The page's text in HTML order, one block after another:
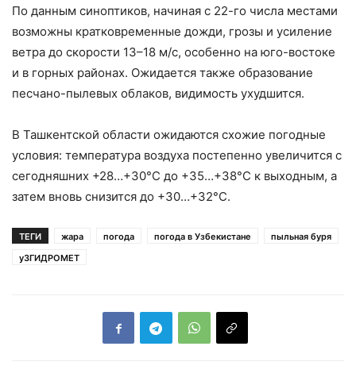
По данным синоптиков, начиная с 22-го числа местами
возможны кратковременные дожди, грозы и усиление
ветра до скорости 13–18 м/с, особенно на юго-востоке
и в горных районах. Ожидается также образование
песчано-пылевых облаков, видимость ухудшится.
В Ташкентской области ожидаются схожие погодные
условия: температура воздуха постепенно увеличится с
сегодняшних +28…+30°C до +35…+38°C к выходным, а
затем вновь снизится до +30…+32°C.
ТЕГИ жара погода погода в Узбекистане
пыльная буря
уЗГИДРОМЕТ